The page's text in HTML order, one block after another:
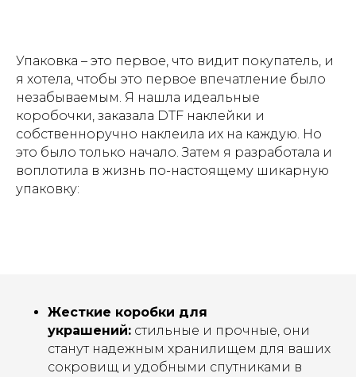
Упаковка – это первое, что видит покупатель, и
я хотела, чтобы это первое впечатление было
незабываемым. Я нашла идеальные
коробочки, заказала DTF наклейки и
собственноручно наклеила их на каждую. Но
это было только начало. Затем я разработала и
воплотила в жизнь по-настоящему шикарную
упаковку:
Жесткие коробки для
украшений: стильные и прочные, они
станут надежным хранилищем для ваших
сокровищ и удобными спутниками в